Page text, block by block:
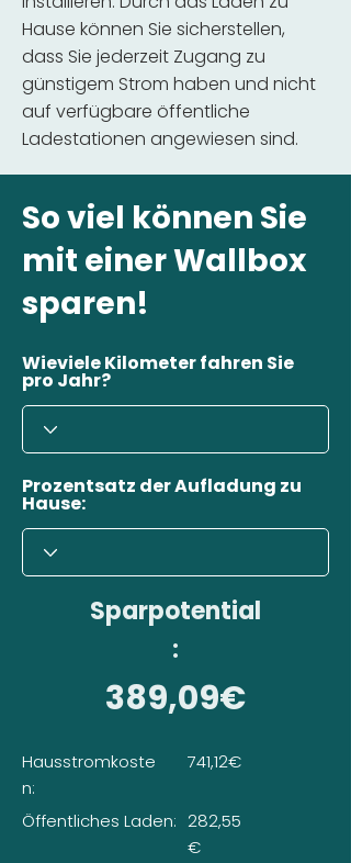
Hause können Sie sicherstellen,
dass Sie jederzeit Zugang zu
günstigem Strom haben und nicht
auf verfügbare öffentliche
Ladestationen angewiesen sind.
So viel können Sie
mit einer Wallbox
sparen!
Wieviele Kilometer fahren Sie
pro Jahr?
Prozentsatz der Aufladung zu
Hause:
Sparpotential
:
389,09€
Hausstromkoste
n:
Öffentliches Laden:
741,12€
282,55
€